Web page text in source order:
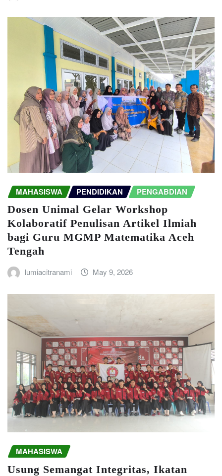
MAHASISWA PENDIDIKAN PENGABDIAN
Dosen Unimal Gelar Workshop
Kolaboratif Penulisan Artikel Ilmiah
bagi Guru MGMP Matematika Aceh
Tengah
lumiacitranami May 9, 2026
MAHASISWA
Usung Semangat Integritas, Ikatan